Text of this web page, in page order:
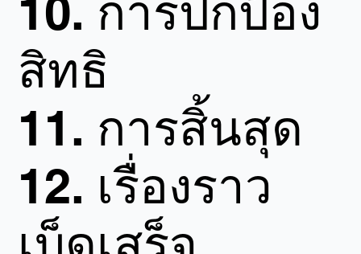
10. การปกป้อง
สิทธิ
11. การสิ้นสุด
12. เรื่องราว